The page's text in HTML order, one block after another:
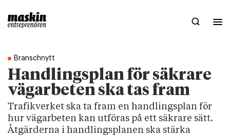
Branschnytt
Handlingsplan för säkrare
vägarbeten ska tas fram
Trafikverket ska ta fram en handlingsplan för
hur vägarbeten kan utföras på ett säkrare sätt.
Åtgärderna i handlingsplanen ska stärka